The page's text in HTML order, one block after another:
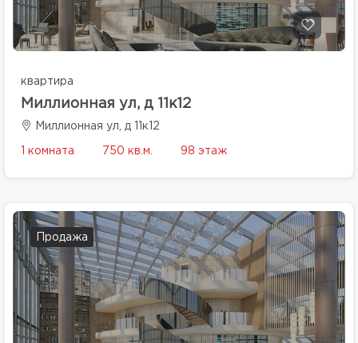
квартира
Миллионная ул, д 11к12
Миллионная ул, д 11к12
1 комната 750 кв.м. 98 этаж
Продажа